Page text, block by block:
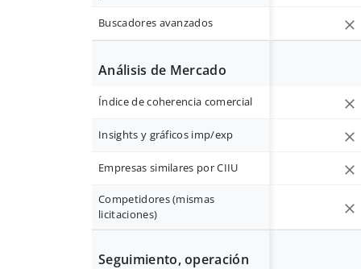
Buscadores avanzados
Análisis de Mercado
Índice de coherencia comercial
Insights y gráficos imp/exp
Empresas similares por CIIU
Competidores (mismas
licitaciones)
Seguimiento, operación